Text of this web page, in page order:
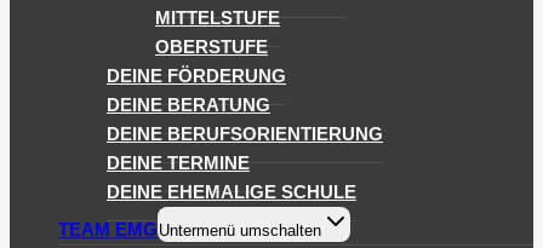
MITTELSTUFE
OBERSTUFE
DEINE FÖRDERUNG
DEINE BERATUNG
DEINE BERUFSORIENTIERUNG
DEINE TERMINE
DEINE EHEMALIGE SCHULE
TEAM EMG Untermenü umschalten